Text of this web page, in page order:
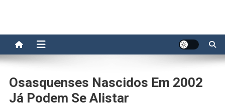
Osasquenses Nascidos Em 2002
Já Podem Se Alistar